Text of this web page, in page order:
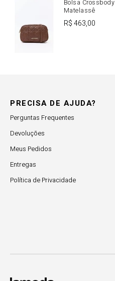
Bolsa Crossbody
Matelassê
R$463,00
PRECISA DE AJUDA?
Perguntas Frequentes
Devoluções
Meus Pedidos
Entregas
Política de Privacidade